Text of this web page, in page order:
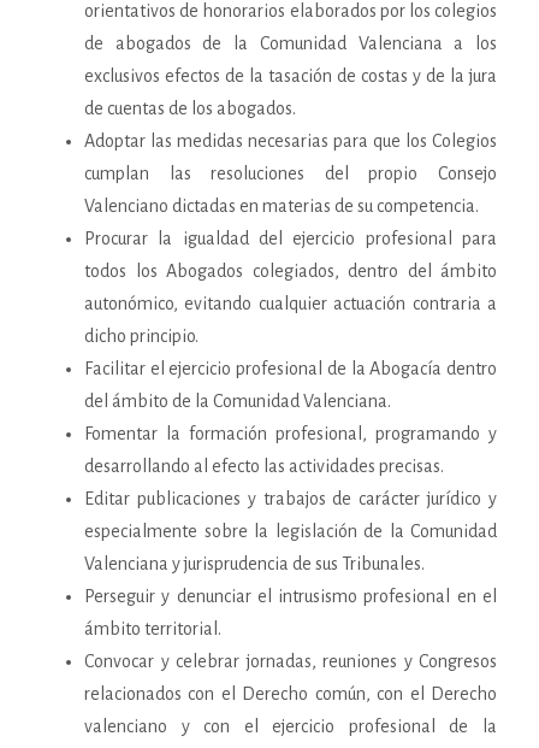
orientativos de honorarios elaborados por los colegios
de abogados de la Comunidad Valenciana a los
exclusivos efectos de la tasación de costas y de la jura
de cuentas de los abogados.
Adoptar las medidas necesarias para que los Colegios
cumplan las resoluciones del propio Consejo
Valenciano dictadas en materias de su competencia.
Procurar la igualdad del ejercicio profesional para
todos los Abogados colegiados, dentro del ámbito
autonómico, evitando cualquier actuación contraria a
dicho principio.
Facilitar el ejercicio profesional de la Abogacía dentro
del ámbito de la Comunidad Valenciana.
Fomentar la formación profesional, programando y
desarrollando al efecto las actividades precisas.
Editar publicaciones y trabajos de carácter jurídico y
especialmente sobre la legislación de la Comunidad
Valenciana y jurisprudencia de sus Tribunales.
Perseguir y denunciar el intrusismo profesional en el
ámbito territorial.
Convocar y celebrar jornadas, reuniones y Congresos
relacionados con el Derecho común, con el Derecho
valenciano y con el ejercicio profesional de la